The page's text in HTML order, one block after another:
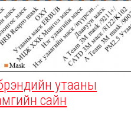
утааны
сайн